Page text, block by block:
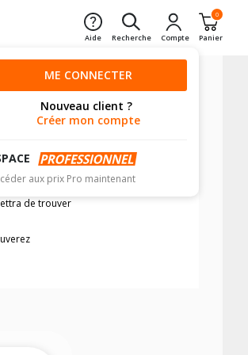
Aide Recherche Compte
0
Panier
ME CONNECTER
Nouveau client ?
Créer mon compte
aux prix Pro maintenant
certain de
de trouver
de bord du